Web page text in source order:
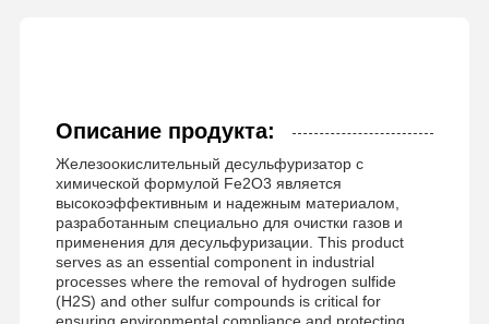
Описание продукта:
Железоокислительный десульфуризатор с
химической формулой Fe2O3 является
высокоэффективным и надежным материалом,
разработанным специально для очистки газов и
применения для десульфуризации. This product
serves as an essential component in industrial
processes where the removal of hydrogen sulfide
(H2S) and other sulfur compounds is critical for
ensuring environmental compliance and protecting